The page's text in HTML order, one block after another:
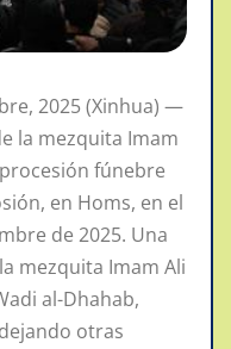
2025 (Xinhua) —
la mezquita Imam
fúnebre
en Homs, en el
de 2025. Una
mezquita Imam Ali
al-Dhahab,
otras